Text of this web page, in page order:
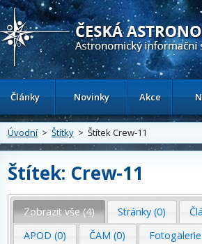
Česká astronomická společnost - Informační
Články Novinky Akce
Úvodní > Štítky > Štítek Crew-11
Štítek: Crew-11
Zobrazit vše (4) Stránky (0)
APOD (0)
ČAM (0) Fotogalerie